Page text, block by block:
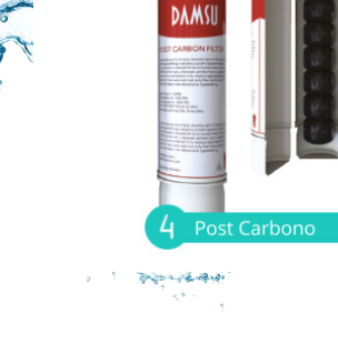
Reviene la proliferación de
cualquier color, sabor u
garantizando agua con sus